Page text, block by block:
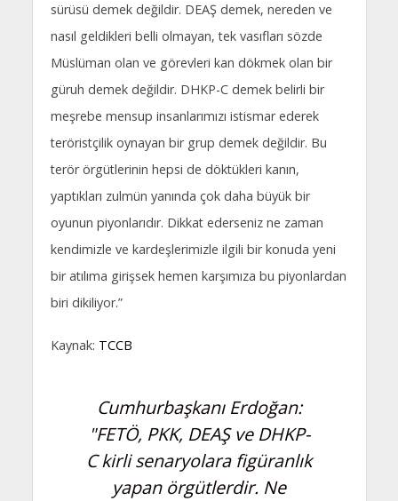
sürüsü demek değildir. DEAŞ demek, nereden ve
nasıl geldikleri belli olmayan, tek vasıfları sözde
Müslüman olan ve görevleri kan dökmek olan bir
güruh demek değildir. DHKP-C demek belirli bir
meşrebe mensup insanlarımızı istismar ederek
teröristçilik oynayan bir grup demek değildir. Bu
terör örgütlerinin hepsi de döktükleri kanın,
yaptıkları zulmün yanında çok daha büyük bir
oyunun piyonlarıdır. Dikkat ederseniz ne zaman
kendimizle ve kardeşlerimizle ilgili bir konuda yeni
bir atılıma girişsek hemen karşımıza bu piyonlardan
biri dikiliyor.”
Kaynak: TCCB
Cumhurbaşkanı Erdoğan:
"FETÖ, PKK, DEAŞ ve DHKP-
C kirli senaryolara figüranlık
yapan örgütlerdir. Ne